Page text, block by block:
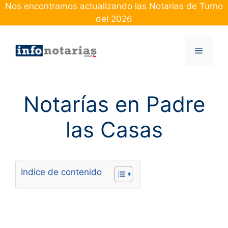
Skip
Nos encontramos actualizando las Notarias de Turno
del 2026
Menu
Notarías en Padre
las Casas
Indice de contenido